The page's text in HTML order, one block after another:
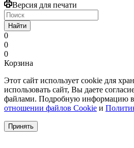
Версия для печати
Найти
0
0
0
Корзина
Этот сайт использует cookie для
использовать сайт, Вы даете
файлами. Подробную информацию
отношении файлов Cookie и
Принять